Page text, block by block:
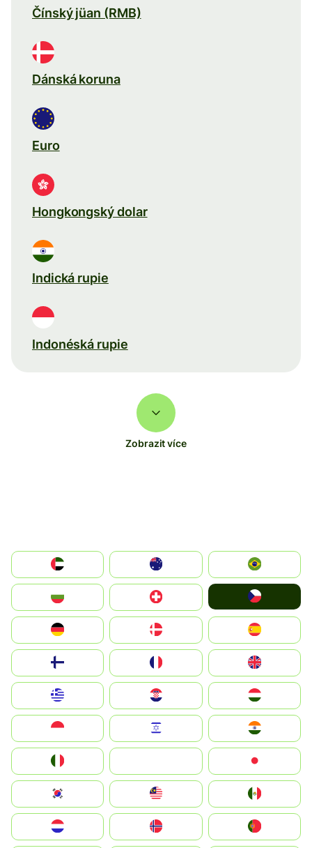
Čínský jüan (RMB)
Dánská koruna
Euro
Hongkongský dolar
Indická rupie
Indonéská rupie
Zobrazit více
الإمارات العربية المتحدة
Switzerland
Deutschland
United Kingdom
Magyarország
South Korea